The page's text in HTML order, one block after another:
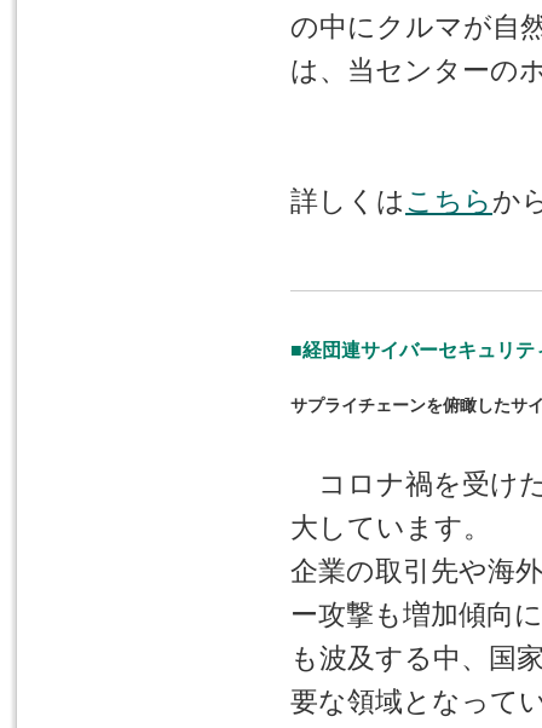
の中にクルマが自
は、当センターの
詳しくはこちらか
■経団連サイバーセキュリテ
サプライチェーンを俯瞰したサ
コロナ禍を受け
大しています。
企業の取引先や海
ー攻撃も増加傾向
も波及する中、国
要な領域となって